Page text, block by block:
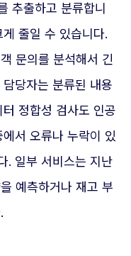
추출하고 분류합니
줄일 수 있습니다.
문의를 분석해서 긴
당자는 분류된 내용
정합성 검사도 인공
서 오류나 누락이 있
. 일부 서비스는 지난
예측하거나 재고 부